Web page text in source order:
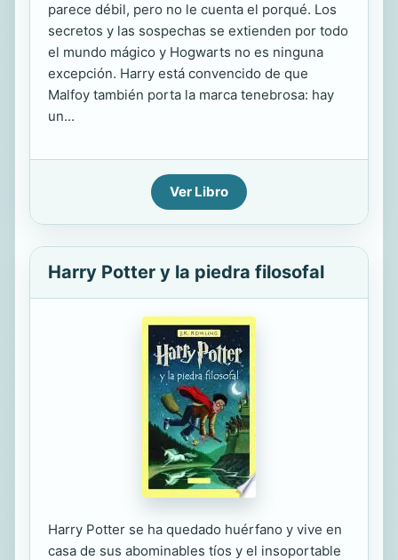
parece débil, pero no le cuenta el porqué. Los
secretos y las sospechas se extienden por todo
el mundo mágico y Hogwarts no es ninguna
excepción. Harry está convencido de que
Malfoy también porta la marca tenebrosa: hay
un...
Ver Libro
Harry Potter y la piedra filosofal
Harry Potter se ha quedado huérfano y vive en
casa de sus abominables tíos y el insoportable